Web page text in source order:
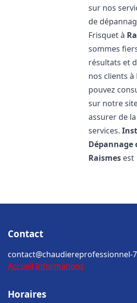
sur nos
de
Frisquet à
sommes
résultats et
nos clients à
pouvez
sur notre
assurer de
services.
Dépannage
Raismes est
Contact
contact@chaudiereprofessionnel-
Accueil Informations
Horaires